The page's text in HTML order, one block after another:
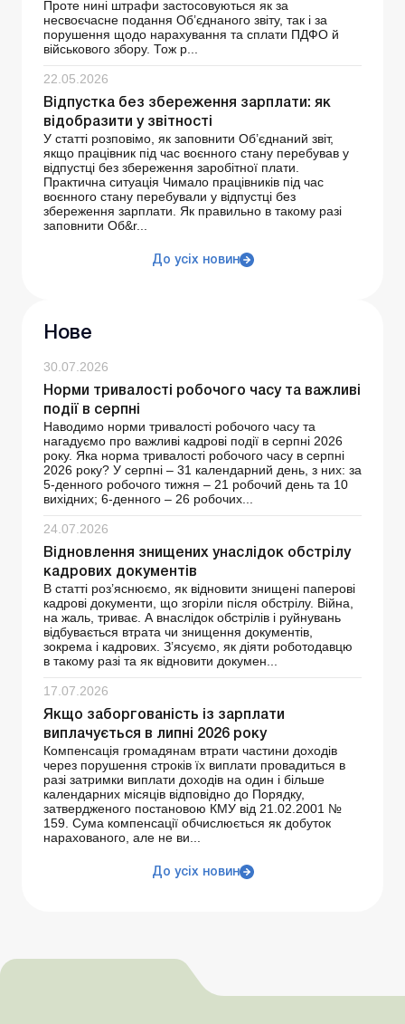
Проте нині штрафи застосовуються як за
несвоєчасне подання Об’єднаного звіту, так і за
порушення щодо нарахування та сплати ПДФО й
військового збору. Тож р...
22.05.2026
Відпустка без збереження зарплати: як
відобразити у звітності
У статті розповімо, як заповнити Об’єднаний звіт,
якщо працівник під час воєнного стану перебував у
відпустці без збереження заробітної плати.
Практична ситуація Чимало працівників під час
воєнного стану перебували у відпустці без
збереження зарплати. Як правильно в такому разі
заповнити Об&r...
До усіх новин
Нове
30.07.2026
Норми тривалості робочого часу та важливі
події в серпні
Наводимо норми тривалості робочого часу та
нагадуємо про важливі кадрові події в серпні 2026
року. Яка норма тривалості робочого часу в серпні
2026 року? У серпні – 31 календарний день, з них: за
5-денного робочого тижня – 21 робочий день та 10
вихідних; 6-денного – 26 робочих...
24.07.2026
Відновлення знищених унаслідок обстрілу
кадрових документів
В статті роз’яснюємо, як відновити знищені паперові
кадрові документи, що згоріли після обстрілу. Війна,
на жаль, триває. А внаслідок обстрілів і руйнувань
відбувається втрата чи знищення документів,
зокрема і кадрових. З’ясуємо, як діяти роботодавцю
в такому разі та як відновити докумен...
17.07.2026
Якщо заборгованість із зарплати
виплачується в липні 2026 року
Компенсація громадянам втрати частини доходів
через порушення строків їх виплати провадиться в
разі затримки виплати доходів на один і більше
календарних місяців відповідно до Порядку,
затвердженого постановою КМУ від 21.02.2001 №
159. Сума компенсації обчислюється як добуток
нарахованого, але не ви...
До усіх новин